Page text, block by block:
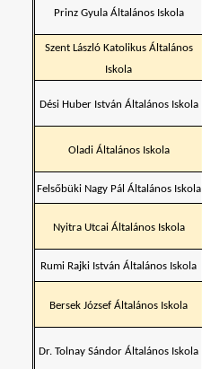
Prinz Gyula Általános Iskola
Szent László Katolikus Általános
Iskola
Dési Huber István Általános Iskola
Oladi Általános Iskola
Felsőbüki Nagy Pál Általános Iskola
Nyitra Utcai Általános Iskola
Rumi Rajki István Általános Iskola
Bersek József Általános Iskola
Dr. Tolnay Sándor Általános Iskola